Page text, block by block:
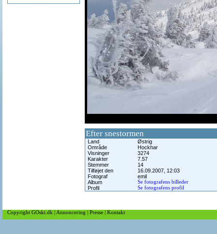
Efter snestormen
Land
Østrig
Område
Hockhar
Visninger
3274
Karakter
7.57
Stemmer
14
Tilføjet den
16.09.2007, 12:03
Fotograf
emil
Album
Se fotografens billeder
Profil Se fotografens profil
Copyright GOski.dk Annoncering Presse Kontakt